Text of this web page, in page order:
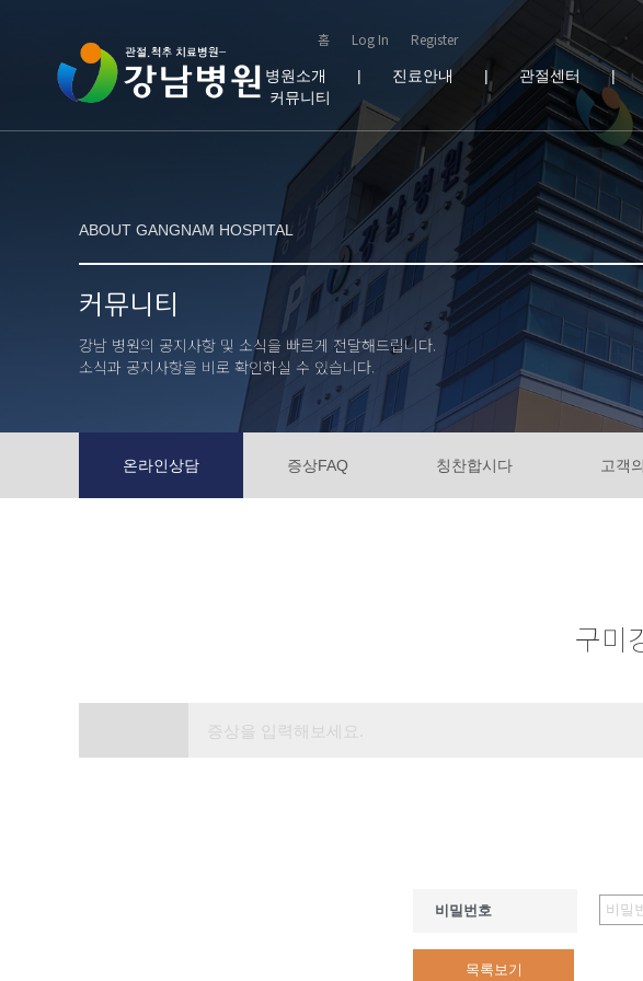
홈 Log In Register
병원소개 | 진료안내 |관절센터|
커뮤니티
ABOUT GANGNAM HOSPITAL
커뮤니티
강남 병원의 공지사항 및 소식을 빠르게 전달해드립니다.
소식과 공지사항을 비로 확인하실 수 있습니다.
온라인상담 증상FAQ 칭찬합시다 고객
구미
비밀번호
목록보기